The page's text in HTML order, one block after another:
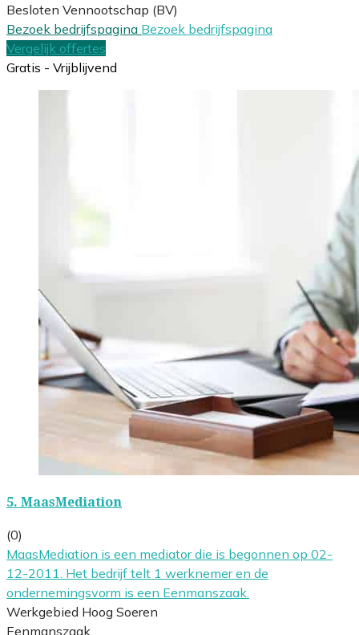
Besloten Vennootschap (BV)
Bezoek bedrijfspagina Bezoek bedrijfspagina
Vergelijk offertes
Gratis - Vrijblijvend
5. MaasMediation
(0)
MaasMediation is een mediator die is begonnen op 02-
12-2011. Het bedrijf telt 1 werknemer en de
ondernemingsvorm is een Eenmanszaak.
Werkgebied Hoog Soeren
Eenmanszaak